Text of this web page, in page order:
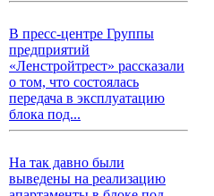
В пресс-центре Группы
предприятий
«Ленстройтрест» рассказали
о том, что состоялась
передача в эксплуатацию
блока под...
На так давно были
выведены на реализацию